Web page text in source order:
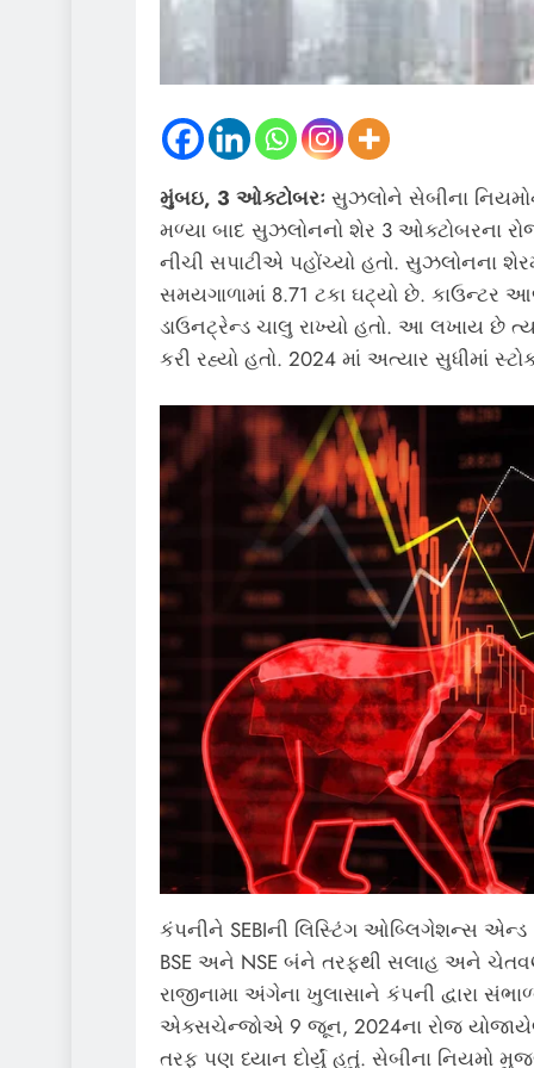
મુંબઇ, 3 ઓક્ટોબરઃ સુઝલોને સેબીના
મળ્યા બાદ સુઝલોનનો શેર 3 ઓક્ટોબરના
નીચી સપાટીએ પહોંચ્યો હતો. સુઝલોનના
સમયગાળામાં 8.71 ટકા ઘટ્યો છે.
ડાઉનટ્રેન્ડ ચાલુ રાખ્યો હતો. આ લખાય છે
કરી રહ્યો હતો. 2024 માં અત્યાર સુધીમાં
કંપનીને SEBIની લિસ્ટિંગ ઓબ્લિગેશન્સ એન્ડ
BSE અને NSE બંને તરફથી સલાહ અને
રાજીનામા અંગેના ખુલાસાને કંપની દ્વારા
એક્સચેન્જોએ 9 જૂન, 2024ના રોજ
તરફ પણ ધ્યાન દોર્યું હતું. સેબીના